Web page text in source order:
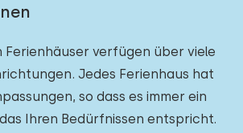
Ferienhäuser verfügen über viele
Jedes Ferienhaus hat
so dass es immer ein
Ihren Bedürfnissen entspricht.